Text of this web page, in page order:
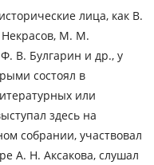
лица, как В.
Некрасов, М. М.
В. Булгарин и др., у
состоял в
или
здесь на
собрании, участвовал
А. Н. Аксакова, слушал